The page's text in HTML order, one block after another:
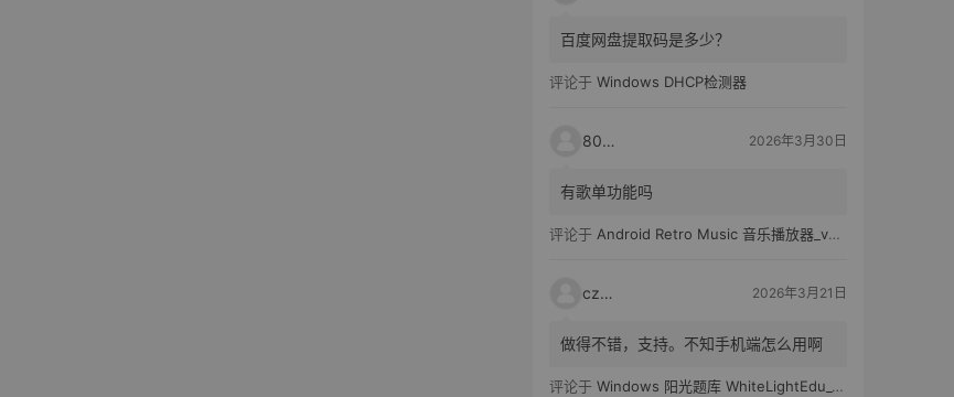
百度网盘提取码是多少？
评论于 Windows DHCP检测器
80521 2026年3月30日
有歌单功能吗
评论于 Android Retro Music 音乐播放器_v6.6.0
czh7 2026年3月21日
做得不错，支持。不知手机端怎么用啊
评论于 Windows 阳光题库 WhiteLightEdu_v2.0.0